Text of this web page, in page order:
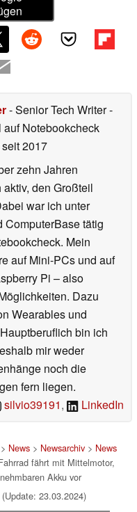
- Senior Tech Writer-
auf Notebookcheck
seit 2017
zehn Jahren
den Großteil
war ich unter
ComputerBase tätig
Mein
auf Mini-PCs und auf
Pi – also
Dazu
Wearables und
bin ich
mir weder
noch die
fern liegen.
silvio39191, LinkedIn
News> Newsarchiv> News
fährt mit Mittelmotor,
Akku vor
23.03.2024)